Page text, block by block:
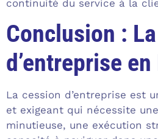
continuité du service à la
Conclusion :
d’entreprise en
La cession d’entreprise est
et exigeant qui nécessite
minutieuse, une exécution